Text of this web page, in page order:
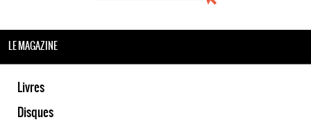
LE MAGAZINE
Livres
Disques